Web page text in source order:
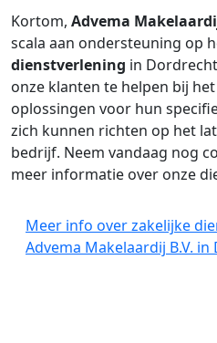
Kortom, Advema
scala aan ondersteuning op
dienstverlening in
onze klanten te helpen bij
oplossingen voor hun
zich kunnen richten op het
bedrijf. Neem vandaag nog
meer informatie over onze
Meer info over zakelijke
Advema Makelaardij B.V.